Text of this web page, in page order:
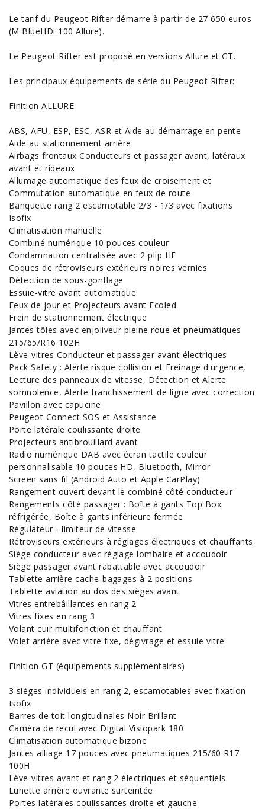
Letarif du Peugeot Rifter démarre à partir de 27 650 euros
(M BlueHDi 100 Allure).
Le Peugeot Rifter est proposé en versions Allure et GT.
Les principauxéquipements de série du Peugeot Rifter:
Finition ALLURE
ABS, AFU, ESP, ESC, ASR et Aide au démarrage en pente
Aide au stationnement arrière
Airbags frontaux Conducteurs et passager avant, latéraux
avant et rideaux
Allumage automatique des feux de croisement et
Commutation automatique en feux de route
Banquette rang 2 escamotable 2/3 - 1/3 avec fixations
Isofix
Climatisation manuelle
Combiné numérique 10 pouces couleur
Condamnation centralisée avec 2 plip HF
Coques de rétroviseurs extérieurs noires vernies
Détection de sous-gonflage
Essuie-vitre avant automatique
Feux de jour et Projecteurs avant Ecoled
Frein de stationnement électrique
Jantes tôles avec enjoliveur pleine roue et pneumatiques
215/65/R16 102H
Lève-vitres Conducteur et passager avant électriques
Pack Safety : Alerte risque collision et Freinage d'urgence,
Lecture des panneaux de vitesse, Détection et Alerte
somnolence, Alerte franchissement de ligne avec correction
Pavillon avec capucine
Peugeot Connect SOS et Assistance
Porte latérale coulissante droite
Projecteurs antibrouillard avant
Radio numérique DAB avec écran tactile couleur
personnalisable 10 pouces HD, Bluetooth, Mirror
Screen sans fil (Android Auto et Apple CarPlay)
Rangement ouvert devant le combiné côté conducteur
Rangements côté passager : Boîte à gants Top Box
réfrigérée, Boîte à gants inférieure fermée
Régulateur - limiteur de vitesse
Rétroviseurs extérieurs à réglages électriques et chauffants
Siège conducteur avec réglage lombaire et accoudoir
Siège passager avant rabattable avec accoudoir
Tablette arrière cache-bagages à 2 positions
Tablette aviation au dos des sièges avant
Vitres entrebâillantes en rang 2
Vitres fixes en rang 3
Volant cuir multifonction et chauffant
Volet arrière avec vitre fixe, dégivrage et essuie-vitre
Finition GT (équipements supplémentaires)
3 sièges individuels en rang 2, escamotables avec fixation
Isofix
Barres de toit longitudinales Noir Brillant
Caméra de recul avec Digital Visiopark 180
Climatisation automatique bizone
Jantes alliage 17 pouces avec pneumatiques 215/60 R17
100H
Lève-vitres avant et rang 2 électriques et séquentiels
Lunette arrière ouvrante surteintée
Portes latérales coulissantes droite et gauche